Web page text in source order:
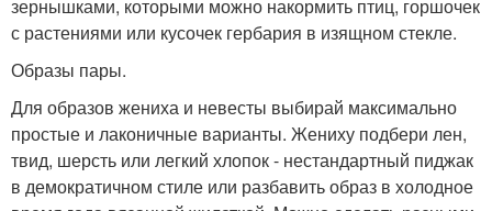
зернышками, которыми можно накормить птиц, горшочек
с растениями или кусочек гербария в изящном стекле.
Образы пары.
Для образов жениха и невесты выбирай максимально
простые и лаконичные варианты. Жениху подбери лен,
твид, шерсть или легкий хлопок - нестандартный пиджак
в демократичном стиле или разбавить образ в холодное